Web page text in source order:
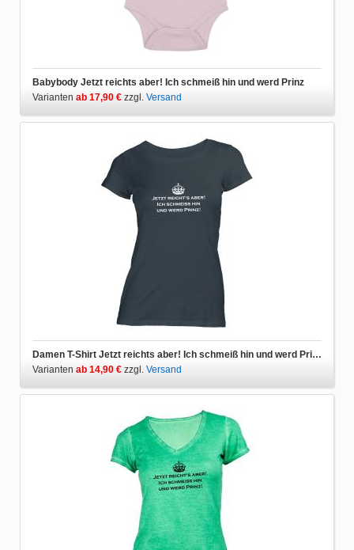
Babybody Jetzt reichts aber! Ich schmeiß hin und werd Prinz
Varianten ab 17,90 € zzgl. Versand
Damen T-Shirt Jetzt reichts aber! Ich schmeiß hin und werd Prinz
Varianten ab 14,90 € zzgl. Versand